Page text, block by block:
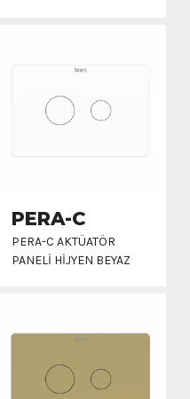
PERA-C
PERA-C AKTÜATÖR
PANELİ HİJYEN BEYAZ